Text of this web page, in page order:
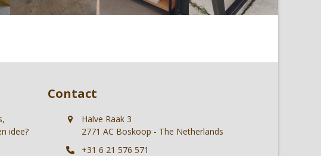
idee?
Contact
Halve Raak 3
2771 AC Boskoop - The Netherlands
+31 6 21 576 571